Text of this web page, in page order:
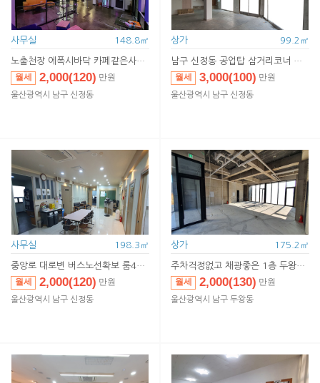
사무실 148.8㎡
노출천장 에폭시바닥 카페같은사무실
월세 2,000(120) 만원
임대 2,000(120)
울산광역시 남구 신정동
상가 99.2㎡
남구 신정동 공업탑 삼거리코너 간판 3면확보
월세 3,000(100) 만원
임대 3,000(100)
울산광역시 남구 신정동
사무실 198.3㎡
중앙로 대로변 버스노선확보 룸4개 휴게실 샤워실까지
월세 2,000(120) 만원
임대 2,000(120)
울산광역시 남구 신정동
상가 175.2㎡
주차걱정없고 채광좋은 1층 두왕동 신축사무실
월세 2,000(130) 만원
임대 2,000(130)
울산광역시 남구 두왕동